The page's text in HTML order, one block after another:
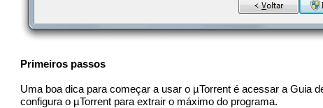
Primeiros passos
Uma boa dica para começar a usar o µTorrent é acessar a Guia
configura o µTorrent para extrair o máximo do programa.